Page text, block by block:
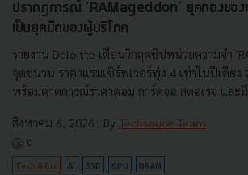
ปรากฏการณ์ ‘RAMageddon’ ยุคทองขอ
เป็นยุคมืดของผู้บริโภค
รายงาน Deloitte เตือนวิกฤตชิปหน่วยความจำ
จุดชนวน ราคาแรมเซิร์ฟเวอร์พุ่ง 4 เท่าในปีเดียว
พร้อมคาดการณ์ราคาคอม การ์ดจอ สตอเรจ และ
สิงหาคม 6, 2026 | By Techsauce Team
0
Tech & Biz AI SSD GPU DRAM